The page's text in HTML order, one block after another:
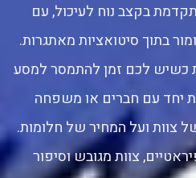
בקצב נוח לעיכול, עם
בתוך סיטואציות מאתגרות.
כשיש לכם זמן להתמסר למסע
יחד עם חברים או משפחה
צוות ועל המחיר של חלומות.
צוות מגובש וסיפור